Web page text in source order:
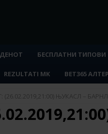
БЕСПЛАТНИ ТИПОВИ
REZULTATI MK BET365
ЊУКАСЛ –